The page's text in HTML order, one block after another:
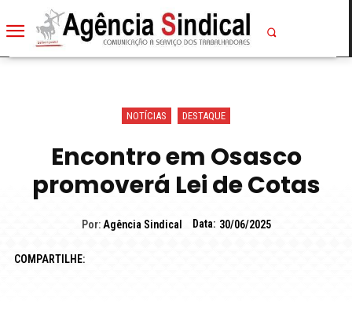
NOTÍCIAS DESTAQUE
Encontro em Osasco
promoverá Lei de Cotas
Por: Agência Sindical Data: 30/06/2025
COMPARTILHE: